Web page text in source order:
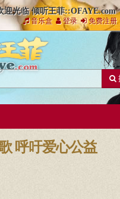
迎光临 倾听王菲::OFAYE.com
音乐盒 登录 免费注册
呼吁爱心公益